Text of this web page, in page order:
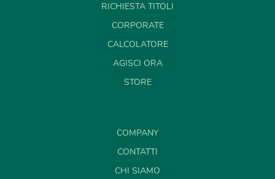
RICHIESTA TITOLI
CORPORATE
CALCOLATORE
AGISCI ORA
STORE
COMPANY
CONTATTI
CHI SIAMO